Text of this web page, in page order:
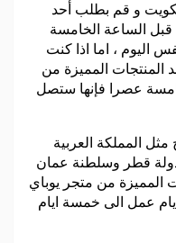
و قم بطلب أحد
قبل الساعة الخامسة
اليوم ، اما اذا كنت
المميزة من
عصرا فإنها ستصل
المملكة العربية
ودولة قطر وسلطنة عمان
المميزة من متجر يوباي
عمل الى خمسة ايام